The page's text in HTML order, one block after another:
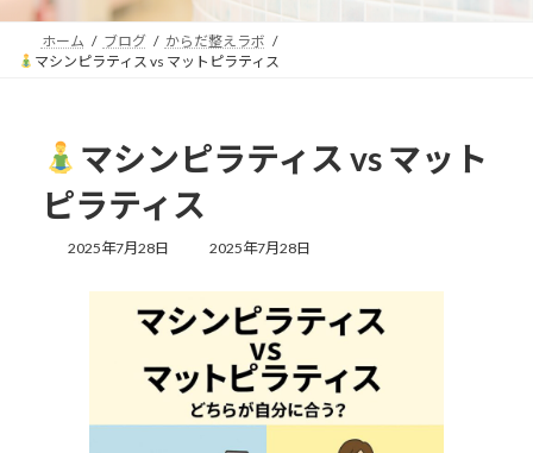
プ
動
ホーム ブログ
からだ整えラボ
マシンピラティス vs マットピラティス
マシンピラティス vs マット
ピラティス
2025年7月28日
最
更
新
日
:
2025年7月28日